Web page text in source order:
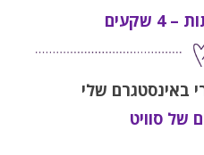
באינסטגרם שלי
של סוויט